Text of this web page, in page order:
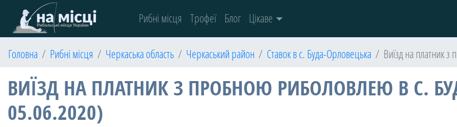
Рибні місця Трофеї Блог Цікаве
Головна Рибні місця Черкаська область Черкаський район Ставок в с. Буда-Орловецька Виїзд на платник
ВИЇЗД НА ПЛАТНИК З ПРОБНОЮ РИБОЛОВЛЕЮ В С.
05.06.2020)